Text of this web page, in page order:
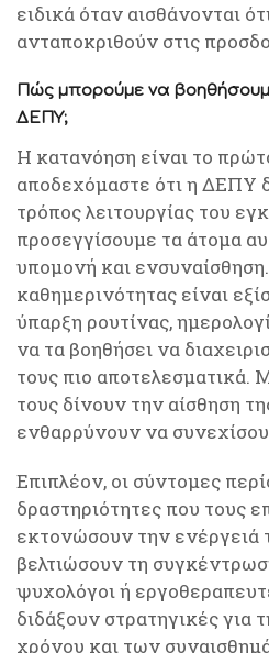
ειδικά όταν αισθάνονται
ανταποκριθούν στις
Πώς μπορούμε να
ΔΕΠΥ;
Η κατανόηση είναι το
αποδεχόμαστε ότι η ΔΕΠΥ
τρόπος λειτουργίας του
προσεγγίσουμε τα άτομα
υπομονή και
καθημερινότητας είναι
ύπαρξη ρουτίνας,
να τα βοηθήσει να
τους πιο αποτελεσματικά.
τους δίνουν την αίσθηση
ενθαρρύνουν να
Επιπλέον, οι σύντομες
δραστηριότητες που τους
εκτονώσουν την ενέργειά
βελτιώσουν τη
ψυχολόγοι ή
διδάξουν στρατηγικές για
χρόνου και των